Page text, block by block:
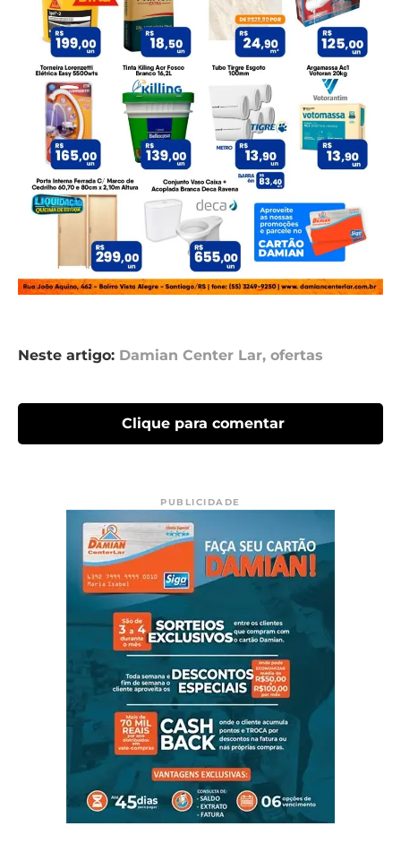
Neste artigo: Damian Center Lar, ofertas
Clique para comentar
PUBLICIDADE